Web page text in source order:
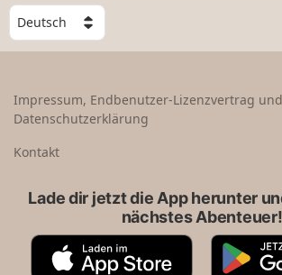
W
ä
h
e
n
Impressum, Endbenutzer-Lizenzvertrag und
Datenschutzerklärung
Kontakt
Lade dir jetzt die App herunter
nächstes Abenteuer!
A